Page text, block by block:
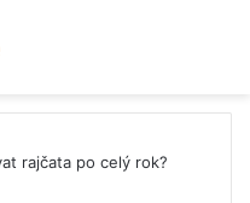
rajčata po celý rok?